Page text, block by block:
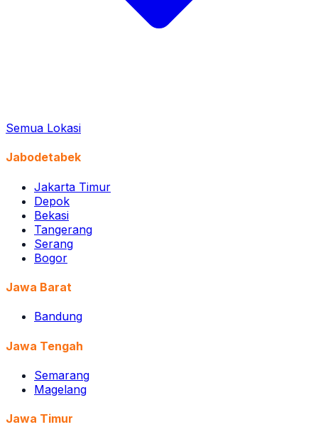
Semua Lokasi
Jabodetabek
Jakarta Timur
Depok
Bekasi
Tangerang
Serang
Bogor
Jawa Barat
Bandung
Jawa Tengah
Semarang
Magelang
Jawa Timur